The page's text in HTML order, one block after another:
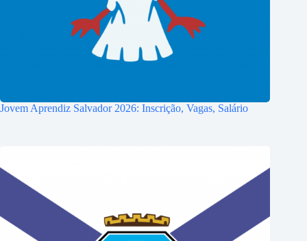
Jovem Aprendiz Salvador 2026: Inscrição, Vagas, Salário